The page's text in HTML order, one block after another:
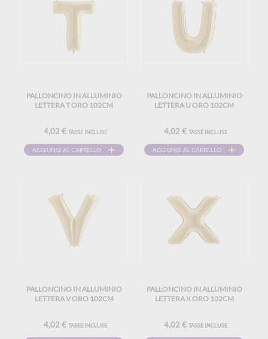
PALLONCINO IN ALLUMINIO
LETTERA T ORO 102CM
4,02 € TASSE INCLUSE
AGGIUNGI AL CARRELLO
PALLONCINO IN ALLUMINIO
LETTERA U ORO 102CM
4,02 € TASSE INCLUSE
AGGIUNGI AL CARRELLO
PALLONCINO IN ALLUMINIO
LETTERA V ORO 102CM
4,02 € TASSE INCLUSE
PALLONCINO IN ALLUMINIO
LETTERA X ORO 102CM
4,02 € TASSE INCLUSE